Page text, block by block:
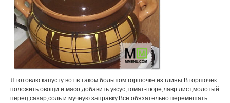
Я готовлю капусту вот в таком большом горшочке из глины.В горшочек
положить овощи и мясо,добавить уксус,томат-пюре,лавр.лист,молотый
перец,сахар,соль и мучную заправку.Всё обязательно перемешать.